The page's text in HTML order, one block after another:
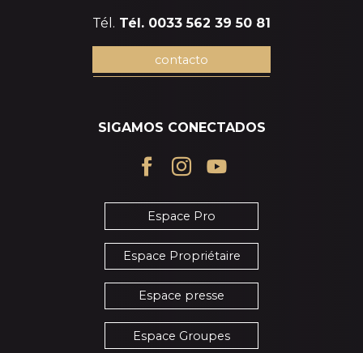
Tél. Tél. 0033 562 39 50 81
contacto
SIGAMOS CONECTADOS
Espace Pro
Espace Propriétaire
Espace presse
Espace Groupes